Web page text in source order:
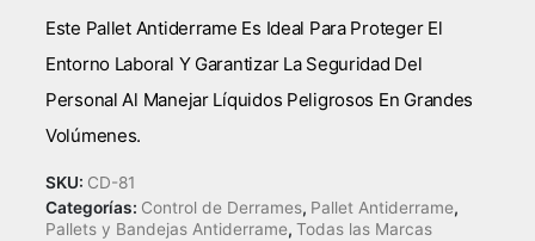
Este Pallet Antiderrame Es Ideal Para Proteger El
Entorno Laboral Y Garantizar La Seguridad Del
Personal Al Manejar Líquidos Peligrosos En Grandes
Volúmenes.
SKU: CD-81
Categorías: Control de Derrames, Pallet Antiderrame,
Pallets y Bandejas Antiderrame, Todas las Marcas